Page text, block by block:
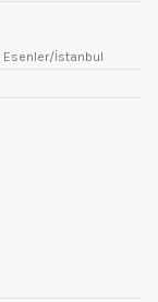
Esenler/İstanbul